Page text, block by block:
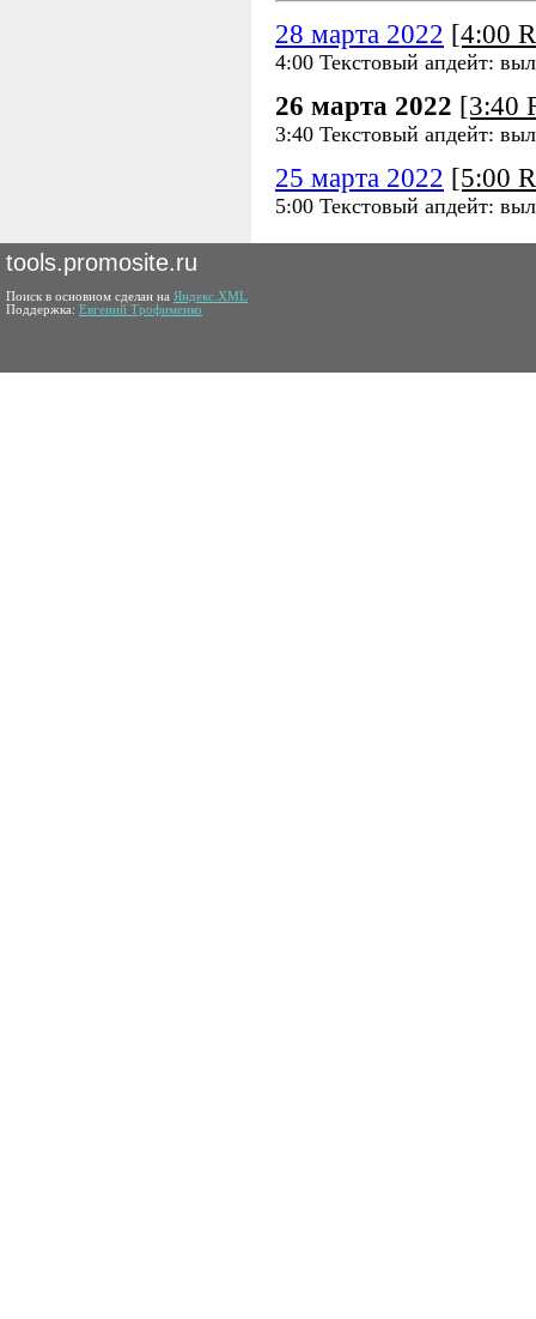
28 марта 2022 [4:00
4:00 Текстовый апдейт:
26 марта 2022 [3:40
3:40 Текстовый апдейт:
25 марта 2022 [5:00
5:00 Текстовый апдейт:
tools.promosite.ru
Поиск в основном сделан на Яндекс.XML
Поддержка: Евгений Трофименко